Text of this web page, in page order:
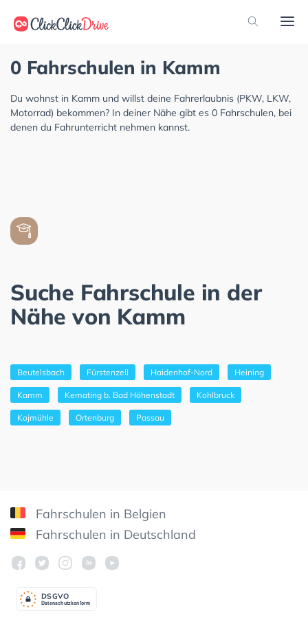
0 Fahrschulen in Kamm
Du wohnst in Kamm und willst deine Fahrerlaubnis (PKW, LKW,
Motorrad) bekommen? In deiner Nähe gibt es 0 Fahrschulen, bei
denen du Fahrunterricht nehmen kannst.
Suche Fahrschule in der
Nähe von Kamm
Beutelsbach Fürstenzell Haidenhof-Nord Heining
Kamm Kemating b. Bad Höhenstadt Kohlbruck
Kojmühle Ortenburg Passau
Fahrschulen in Belgien
Fahrschulen in Deutschland
Datenschutzkonform
DSGVO